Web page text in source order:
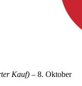
Kauf) – 8. Oktober